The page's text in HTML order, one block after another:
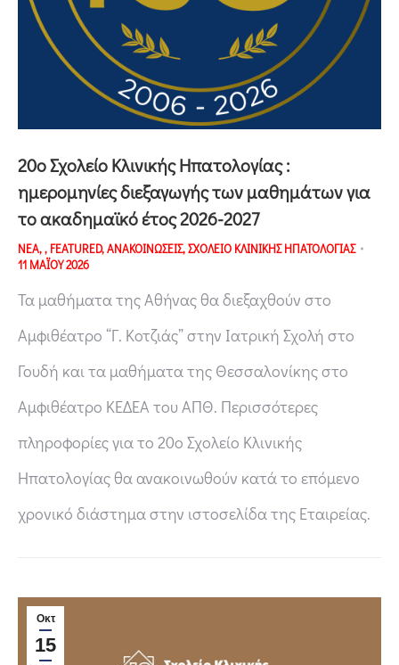
20o Σχολείο Κλινικής Ηπατολογίας :
ημερομηνίες διεξαγωγής των μαθημάτων για
το ακαδημαϊκό έτος 2026-2027
ΝΕΑ,, FEATURED,ΑΝΑΚΟΙΝΩΣΕΙΣ,ΣΧΟΛΕΙΟ ΚΛΙΝΙΚΗΣ ΗΠΑΤΟΛΟΓΙΑΣ
11 ΜΑΪΟΥ 2026
Τα μαθήματα της Αθήνας θα διεξαχθούν στο
Αμφιθέατρο “Γ. Κοτζιάς” στην Ιατρική Σχολή στο
Γουδή και τα μαθήματα της Θεσσαλονίκης στο
Αμφιθέατρο ΚΕΔΕΑ του ΑΠΘ. Περισσότερες
πληροφορίες για το 20ο Σχολείο Κλινικής
Ηπατολογίας θα ανακοινωθούν κατά το επόμενο
χρονικό διάστημα στην ιστοσελίδα της Εταιρείας.
Οκτ
15